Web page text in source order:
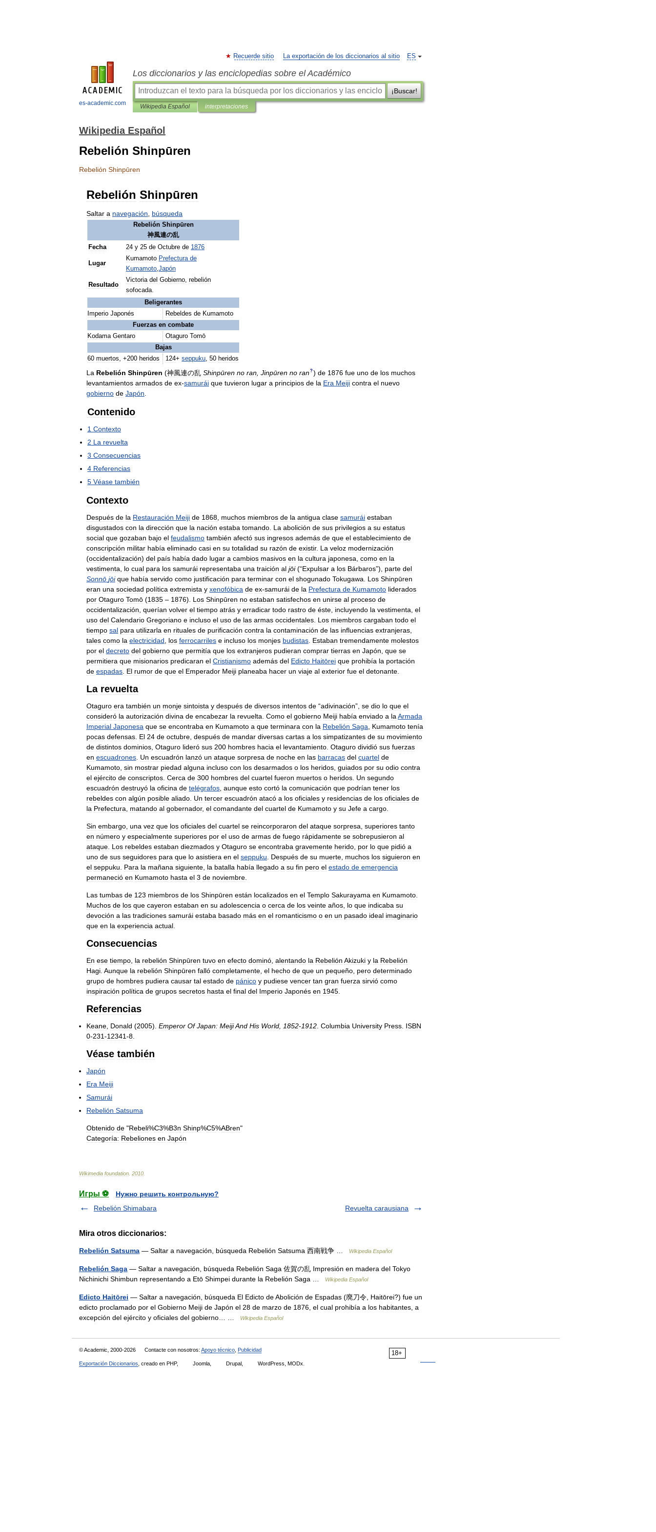
es-academic.com
ES
Recuerde sitio La exportación de los diccionarios al sitio
Los diccionarios y las enciclopedias sobre el Académico
¡Buscar!
Wikipedia Español interpretaciones
Wikipedia Español
Rebelión Shinpūren
Rebelión Shinpūren
Rebelión Shinpūren
Saltar a navegación búsqueda
Rebelión Shinpūren
神風連の乱
Fecha
24 y 25 de Octubre de 1876
Lugar
Kumamoto Prefectura de
Kumamoto,Japón
Resultado
Victoria del Gobierno, rebelión
sofocada.
Beligerantes
Imperio Japonés Rebeldes de Kumamoto
Fuerzas en combate
Kodama Gentaro Otaguro
Tomō
Bajas
60 muertos, +200 heridos 124+seppuku,50 heridos
La Rebelión Shinpūren (神風連の乱 Shinpūren no ran Jinpūren no ran? ) de 1876 fue uno de los muchos
levantamientos armados de ex-samurái que tuvieron lugar a principios de la Era Meiji contra el nuevo
gobierno de Japón
Contenido
1 Contexto
2 La revuelta
3 Consecuencias
4 Referencias
5 Véase también
Contexto
Después de la Restauración Meiji de 1868 muchos miembros de la antigua clase samurái estaban
disgustados con la dirección que la nación estaba tomando La abolición de sus privilegios a su estatus
social que gozaban bajo el feudalismo también afectó sus ingresos además de que el establecimiento de
conscripción militar había eliminado casi en su totalidad su razón de existir. La veloz modernización
(occidentalización) del país había dado lugar a cambios masivos en la cultura japonesa como en la
vestimenta
lo cual para los samurái representaba una traición al jōi(“Expulsar a los Bárbaros”), parte del
Sonnō jōi que había servido como justificación para terminar con el shogunado Tokugawa Los Shinpūren
eran una sociedad política extremista y xenofóbica de ex-samurái de la Prefectura de Kumamoto liderados
por Otaguro Tomō (1835 – 1876). Los Shinpūren no estaban satisfechos en unirse al proceso de
occidentalización querían volver el tiempo atrás y erradicar todo rastro de éste incluyendo la vestimenta el
uso del Calendario Gregoriano e incluso el uso de las armas occidentales Los miembros cargaban todo el
tiempo sal para utilizarla en rituales de purificación contra la contaminación de las influencias extranjeras
tales como la electricidad los ferrocarriles e incluso los monjes budistas Estaban tremendamente molestos
por el decreto del gobierno que permitía que los extranjeros pudieran comprar tierras en Japón que se
permitiera que misionarios predicaran el Cristianismo además del Edicto Haitōrei que prohibía la portación
de espadas El rumor de que el Emperador Meiji planeaba hacer un viaje al exterior fue el detonante
La revuelta
Otaguro era también un monje sintoista y después de diversos intentos de “adivinación”, se dio lo que el
consideró la autorización divina de encabezar la revuelta Como el gobierno Meiji había enviado a la Armada
Imperial Japonesa que se encontraba en Kumamoto a que terminara con la Rebelión Saga Kumamoto tenía
pocas defensas El 24 de octubre después de mandar diversas cartas a los simpatizantes de su movimiento
de distintos dominios Otaguro lideró sus 200 hombres hacia el levantamiento Otaguro dividió sus fuerzas
en escuadrones Un escuadrón lanzó un ataque sorpresa de noche en las barracas del cuartel de
Kumamoto sin mostrar piedad alguna incluso con los desarmados o los heridos guiados por su odio contra
el ejército de conscriptos Cerca de 300 hombres del cuartel fueron muertos o heridos Un segundo
escuadrón destruyó la oficina de telégrafos aunque esto cortó la comunicación que podrían tener los
rebeldes con algún posible aliado Un tercer escuadrón atacó a los oficiales y residencias de los oficiales de
la Prefectura matando al gobernador, el comandante del cuartel de Kumamoto y su Jefe a cargo
Sin embargo una vez que los oficiales del cuartel se reincorporaron del ataque sorpresa superiores tanto
en número y especialmente superiores por el uso de armas de fuego rápidamente se sobrepusieron al
ataque Los rebeldes estaban diezmados y Otaguro se encontraba gravemente herido por lo que pidió a
uno de sus seguidores para que lo asistiera en el seppuku Después de su muerte muchos los siguieron en
el seppuku Para la mañana siguiente la batalla había llegado a su fin pero el estado de emergencia
permaneció en Kumamoto hasta el 3 de noviembre
Las tumbas de 123 miembros de los Shinpūren están localizados en el Templo Sakurayama en Kumamoto
Muchos de los que cayeron estaban en su adolescencia o cerca de los veinte años lo que indicaba su
devoción a las tradiciones samurái estaba basado más en el romanticismo o en un pasado ideal imaginario
que en la experiencia actual
Consecuencias
En ese tiempo la rebelión Shinpūren tuvo en efecto dominó alentando la Rebelión Akizuki y la Rebelión
Hagi Aunque la rebelión Shinpūren falló completamente el hecho de que un pequeño pero determinado
grupo de hombres pudiera causar tal estado de pánico y pudiese vencer tan gran fuerza sirvió como
inspiración política de grupos secretos hasta el final del Imperio Japonés en 1945
Referencias
Keane Donald (2005). Emperor Of Japan: MeijiAnd His World 1852-1912 Columbia University Press ISBN
0-231-12341-8
Véase también
Japón
Era Meiji
Samurái
Rebelión Satsuma
Obtenido de "Rebeli%C3%B3n Shinp%C5%ABren"
Categoría: Rebeliones en Japón
Wikimedia foundation 2010
Игры ⚽
Нужно решить контрольную?
Rebelión Shimabara
Revuelta carausiana
Mira otros diccionarios:
Rebelión Satsuma — Saltar a navegación, búsqueda Rebelión Satsuma 西南戦争 … Wikipedia Español
Rebelión Saga — Saltar a navegación, búsqueda Rebelión Saga 佐賀の乱 Impresión en madera del Tokyo
Nichinichi Shimbun representando a Etō Shimpei durante la Rebelión Saga …
Wikipedia Español
Edicto Haitōrei — Saltar a navegación, búsqueda El Edicto de Abolición de Espadas (廃刀令, Haitōrei?) fue un
edicto proclamado por el Gobierno Meiji de Japón el 28 de marzo de 1876, el cual prohibía a los habitantes, a
excepción del ejército y oficiales del gobierno… …
Wikipedia Español
18+
© Academic, 2000-2026 Contacte con nosotros: Apoyo técnico Publicidad
Exportación Diccionarios , creado en PHP, Joomla, Drupal, WordPress, MODx.